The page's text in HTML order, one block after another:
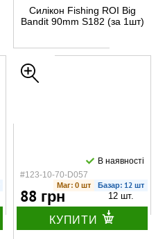
Силікон Fishing ROI Big
Bandit 90mm S182 (за 1шт)
#123-10-70-D057
В наявності
Маг: 0 шт Базар: 12 шт
88 грн 12 шт.
КУПИТИ